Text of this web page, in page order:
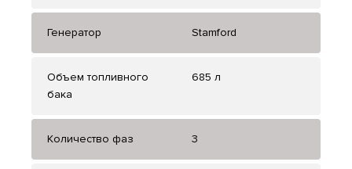
Генератор Stamford
Объем топливного
бака
685 л
Количество фаз 3